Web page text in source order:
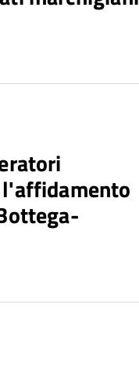
l'affidamento